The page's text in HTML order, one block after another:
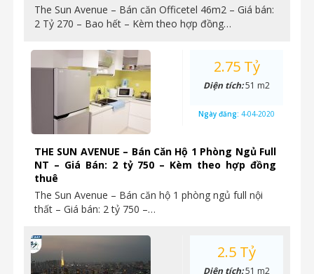
The Sun Avenue – Bán căn Officetel 46m2 – Giá bán:
2 Tỷ 270 – Bao hết – Kèm theo hợp đồng…
THE SUN AVENUE – Bán Căn Hộ 1 Phòng Ngủ Full
NT – Giá Bán: 2 tỷ 750 – Kèm theo hợp đồng
thuê
The Sun Avenue – Bán căn hộ 1 phòng ngủ full nội
thất – Giá bán: 2 tỷ 750 –…
2.75 Tỷ
Diện tích:51 m2
Ngày đăng: 4-04-2020
2.5 Tỷ
Diện tích:51 m2